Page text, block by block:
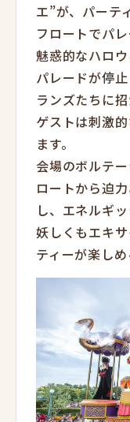
エ”が、パーテ
フロートでパ
魅惑的なハロウ
パレードが停
ランズたちに
ゲストは刺激
ます。
会場のボルテ
ロートから迫
し、エネルギ
妖しくもエキ
ティーが楽しめ